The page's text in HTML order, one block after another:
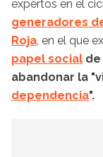
expertos en el
generadores
Roja, en el que
papel social de
abandonar la
dependencia".